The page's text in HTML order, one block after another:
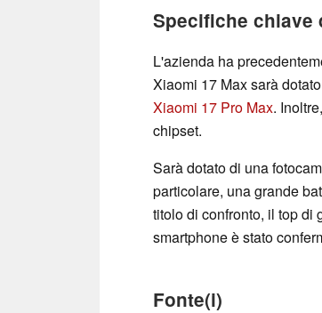
Specifiche chiave
L'azienda ha
Xiaomi 17 Max sarà
Xiaomi 17 Pro Max.
chipset.
Sarà dotato di una
particolare, una grande
titolo di confronto, il top di
smartphone è stato
Fonte(i)